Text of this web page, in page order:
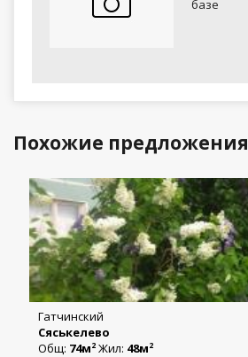
базе
Похожие предложения
Гатчинский
Сяськелево
Общ: 74м2 Жил: 48м2